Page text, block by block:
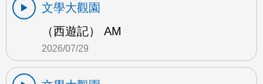
文學大觀園
（西遊記） AM
2026/07/29